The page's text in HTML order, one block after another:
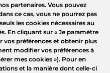
partenaires. Vous pouvez
ce cas, vous ne pourrez pas
les cookies nécessaires au
En cliquant sur « Je paramètre
vos préférences et obtenir plus
modifier vos préférences à
mes cookies »). Pour en
et la manière dont celle-ci